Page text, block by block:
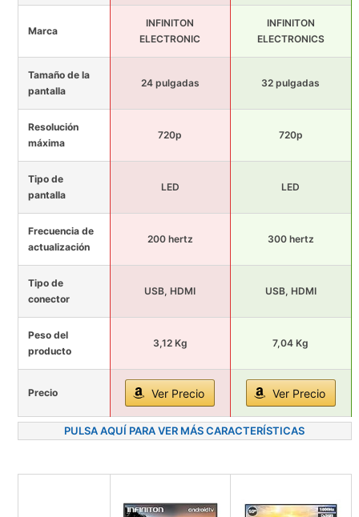
Marca
INFINITON
ELECTRONIC
INFINITON
ELECTRONICS
Tamaño de la
pantalla
24 pulgadas 32 pulgadas
Resolución
máxima
720p 720p
Tipo de
pantalla
LED LED
Frecuencia de
actualización
200 hertz 300 hertz
Tipo de
conector
USB, HDMI USB, HDMI
Peso del
producto
3,12 Kg 7,04 Kg
Precio Ver Precio Ver Precio
PULSA AQUÍ PARA VER MÁS CARACTERÍSTICAS